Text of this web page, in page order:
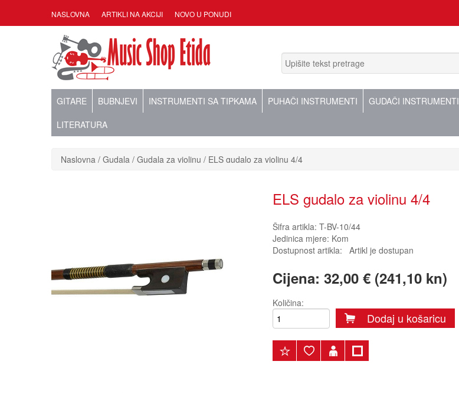
NASLOVNA ARTIKLI NA AKCIJI NOVO U PONUDI
GITARE BUBNJEVI INSTRUMENTI SA TIPKAMA PUHAČI INSTRUMENTI GUDAČI INSTRUMENTI
LITERATURA
Naslovna Gudala Gudala za violinu ELS gudalo za violinu 4/4
ELS gudalo za violinu 4/4
Šifra artikla: T-BV-10/44
Jedinica mjere: Kom
Dostupnost artikla: Artikl je dostupan
Cijena: 32,00 € (241,10 kn)
Količina:
Dodaj u košaricu